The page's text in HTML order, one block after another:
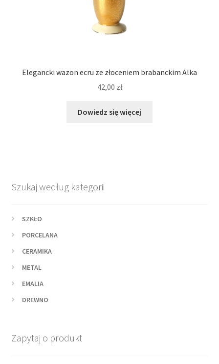
Elegancki wazon ecru ze złoceniem brabanckim Alka
42,00 zł
Dowiedz się więcej
Szukaj według kategorii
SZKŁO
PORCELANA
CERAMIKA
METAL
EMALIA
DREWNO
Zapytaj o produkt